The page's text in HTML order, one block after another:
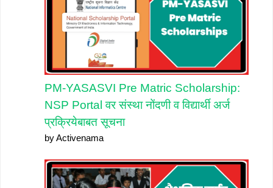
PM-YASASVI Pre Matric Scholarship:
NSP Portal वर संस्था नोंदणी व विद्यार्थी अर्ज
प्रक्रियेबाबत सूचना
by Activenama